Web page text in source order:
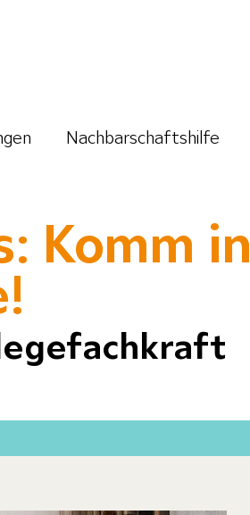
Nachbarschaftshilfe
Komm in